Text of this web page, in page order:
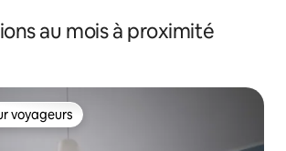
au mois à proximité
parmi les plus aimés
voyageurs